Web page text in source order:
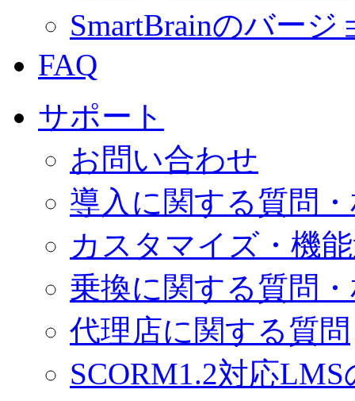
SmartBrainのバー
FAQ
サポート
お問い合わせ
導入に関する質問
カスタマイズ・機
乗換に関する質問
代理店に関する質問
SCORM1.2対応